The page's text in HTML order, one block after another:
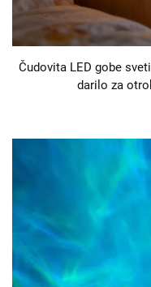
Čudovita LED gobe
darilo za